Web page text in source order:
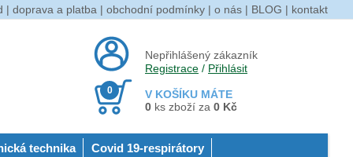
| doprava a platba | obchodní podmínky | o nás | BLOG | kontakt
Nepřihlášený zákazník
Registrace / Přihlásit
V KOŠÍKU MÁTE
0
0 ks zboží za 0 Kč
technika Covid 19-respirátory